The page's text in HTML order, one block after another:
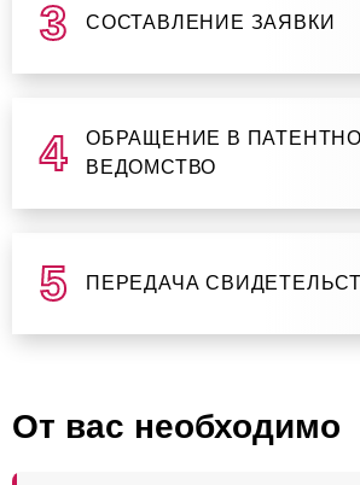
СОСТАВЛЕНИЕ ЗАЯВКИ
ОБРАЩЕНИЕ В
ВЕДОМСТВО
ПЕРЕДАЧА
От вас необходимо